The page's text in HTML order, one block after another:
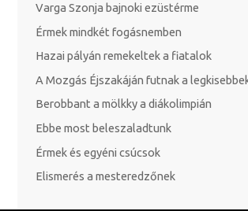
Varga Szonja bajnoki ezüstérme
Érmek mindkét fogásnemben
Hazai pályán remekeltek a fiatalok
A Mozgás Éjszakáján futnak a
Berobbant a mölkky a diákolimpián
Ebbe most beleszaladtunk
Érmek és egyéni csúcsok
Elismerés a mesteredzőnek